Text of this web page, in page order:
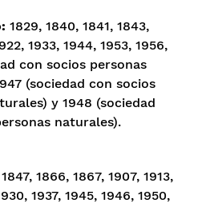
1829, 1840, 1841, 1843,
1933, 1944, 1953, 1956,
con socios personas
(sociedad con socios
y 1948 (sociedad
naturales).
1847, 1866, 1867, 1907, 1913,
1937, 1945, 1946, 1950,